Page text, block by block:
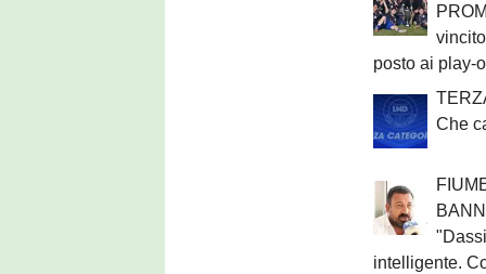
posto ai play-
Che
intelligente.